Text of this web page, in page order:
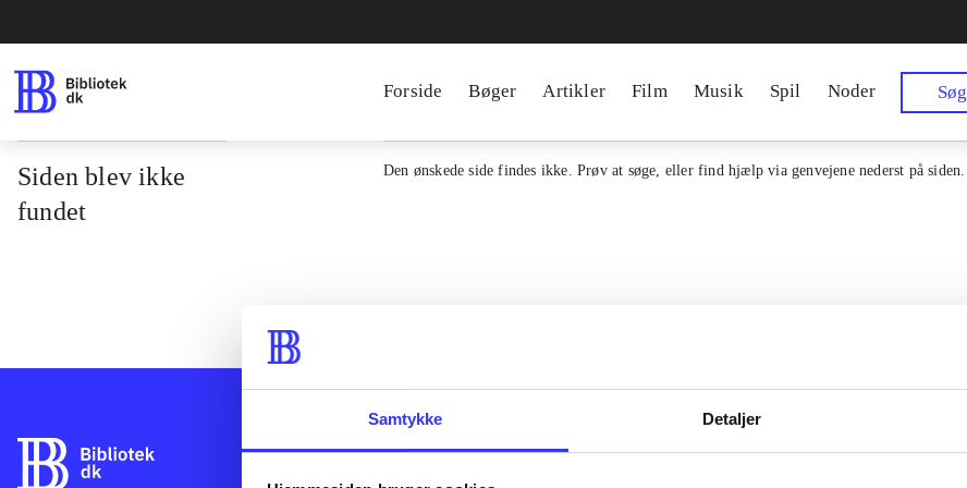
Samtykke Detaljer
Forside Bøger Artikler Film Musik Spil Noder Søg
Siden blev ikke
fundet
Den ønskede side findes ikke. Prøv at søge, eller find hjælp via genvejene nederst på siden.
Bibliotek.dk er en samlet indgang til alle danske
Kontakt os